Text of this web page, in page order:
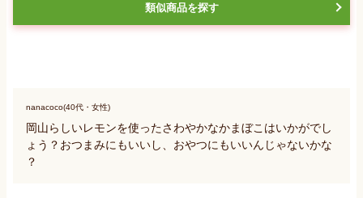
類似商品を探す
nanacoco(40代・女性)
岡山らしいレモンを使ったさわやかなかまぼこはいかがでし
ょう？おつまみにもいいし、おやつにもいいんじゃないかな
？